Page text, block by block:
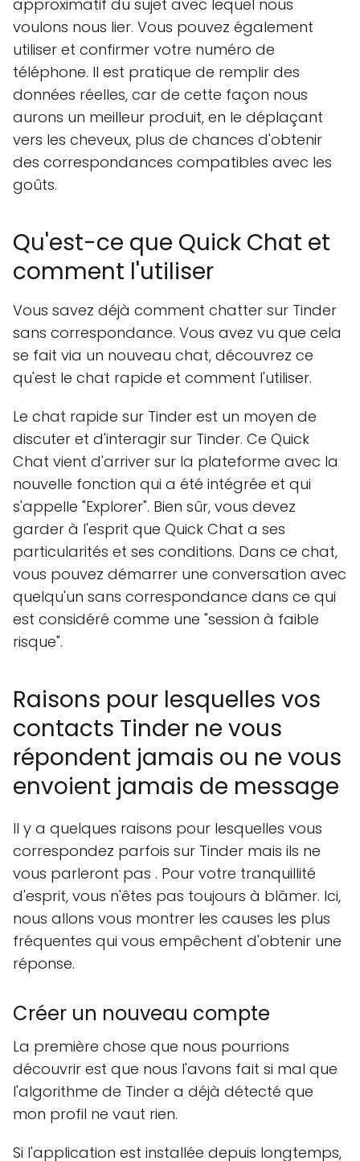
approximatif du sujet avec lequel nous
voulons nous lier. Vous pouvez également
utiliser et confirmer votre numéro de
téléphone. Il est pratique de remplir des
données réelles, car de cette façon nous
aurons un meilleur produit, en le déplaçant
vers les cheveux, plus de chances d'obtenir
des correspondances compatibles avec les
goûts.
Qu'est-ce que Quick Chat et
comment l'utiliser
Vous savez déjà comment chatter sur Tinder
sans correspondance. Vous avez vu que cela
se fait via un nouveau chat, découvrez ce
qu'est le chat rapide et comment l'utiliser.
Le chat rapide sur Tinder est un moyen de
discuter et d'interagir sur Tinder. Ce Quick
Chat vient d'arriver sur la plateforme avec la
nouvelle fonction qui a été intégrée et qui
s'appelle "Explorer". Bien sûr, vous devez
garder à l'esprit que Quick Chat a ses
particularités et ses conditions. Dans ce chat,
vous pouvez démarrer une conversation avec
quelqu'un sans correspondance dans ce qui
est considéré comme une "session à faible
risque".
Raisons pour lesquelles vos
contacts Tinder ne vous
répondent jamais ou ne vous
envoient jamais de message
Il y a quelques raisons pour lesquelles vous
correspondez parfois sur Tinder mais ils ne
vous parleront pas . Pour votre tranquillité
d'esprit, vous n'êtes pas toujours à blâmer. Ici,
nous allons vous montrer les causes les plus
fréquentes qui vous empêchent d'obtenir une
réponse.
Créer un nouveau compte
La première chose que nous pourrions
découvrir est que nous l'avons fait si mal que
l'algorithme de Tinder a déjà détecté que
mon profil ne vaut rien.
Si l'application est installée depuis longtemps,